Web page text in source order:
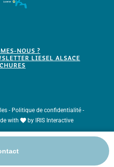
NOUS ?
LIESEL ALSACE
- Politique de confidentialité -
with by IRIS Interactive
de Google s'appliquent.